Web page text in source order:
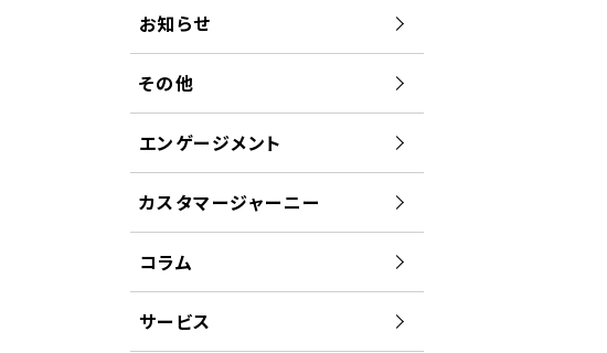
お知らせ
その他
エンゲージメント
カスタマージャーニー
コラム
サービス